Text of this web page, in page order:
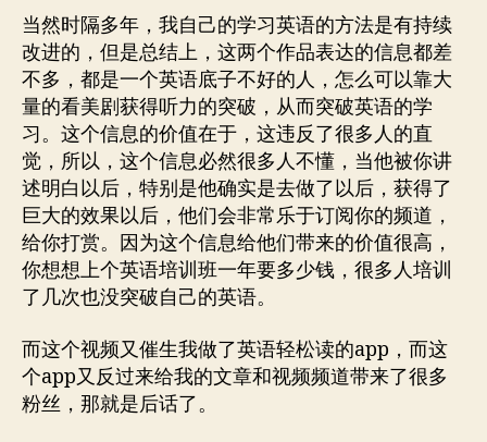
当然时隔多年，我自己的学习英语的方法是有持续
改进的，但是总结上，这两个作品表达的信息都差
不多，都是一个英语底子不好的人，怎么可以靠大
量的看美剧获得听力的突破，从而突破英语的学
习。这个信息的价值在于，这违反了很多人的直
觉，所以，这个信息必然很多人不懂，当他被你讲
述明白以后，特别是他确实是去做了以后，获得了
巨大的效果以后，他们会非常乐于订阅你的频道，
给你打赏。因为这个信息给他们带来的价值很高，
你想想上个英语培训班一年要多少钱，很多人培训
了几次也没突破自己的英语。
而这个视频又催生我做了英语轻松读的app，而这
个app又反过来给我的文章和视频频道带来了很多
粉丝，那就是后话了。